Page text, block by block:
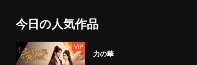
今日の人気作品
1 VIP
力の華